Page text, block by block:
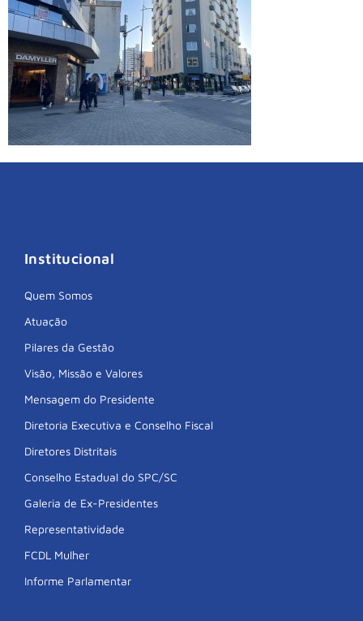
Institucional
Quem Somos
Atuação
Pilares da Gestão
Visão, Missão e Valores
Mensagem do Presidente
Diretoria Executiva e Conselho Fiscal
Diretores Distritais
Conselho Estadual do SPC/SC
Galeria de Ex-Presidentes
Representatividade
FCDL Mulher
Informe Parlamentar